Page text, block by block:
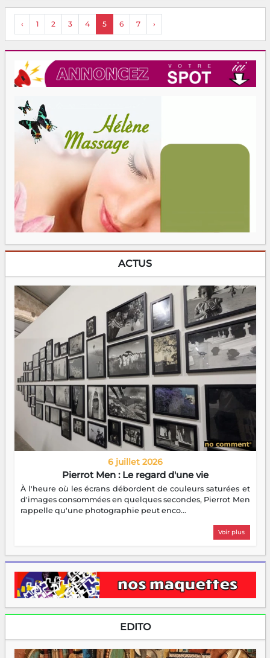
‹ 1 2 3 4 5 6 7 ›
ACTUS
6 juillet 2026
Pierrot Men : Le regard d'une vie
À l'heure où les écrans débordent de couleurs saturées et
d'images consommées en quelques secondes, Pierrot Men
rappelle qu'une photographie peut enco...
Voir plus
EDITO